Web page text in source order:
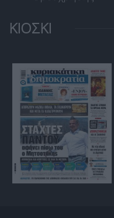
ΚΙΟΣΚΙ